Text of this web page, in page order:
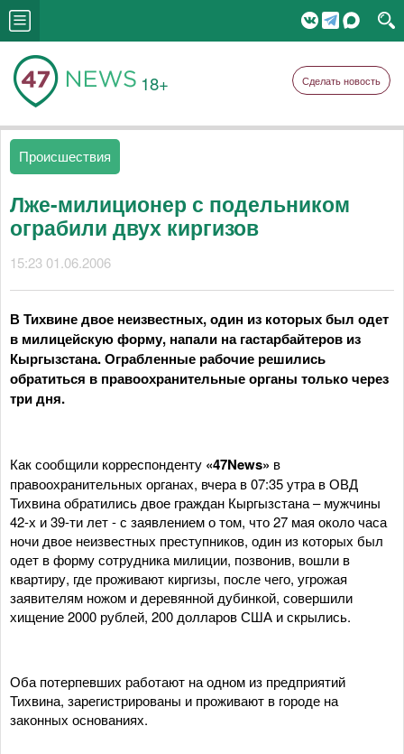
18+ Сделать новость
Происшествия
Лже-милиционер с подельником
ограбили двух киргизов
15:23 01.06.2006
В Тихвине двое неизвестных, один из которых был одет
в милицейскую форму, напали на гастарбайтеров из
Кыргызстана. Ограбленные рабочие решились
обратиться в правоохранительные органы только через
три дня.
Как сообщили корреспонденту «47News» в
правоохранительных органах, вчера в 07:35 утра в ОВД
Тихвина обратились двое граждан Кыргызстана – мужчины
42-х и 39-ти лет - с заявлением о том, что 27 мая около часа
ночи двое неизвестных преступников, один из которых был
одет в форму сотрудника милиции, позвонив, вошли в
квартиру, где проживают киргизы, после чего, угрожая
заявителям ножом и деревянной дубинкой, совершили
хищение 2000 рублей, 200 долларов США и скрылись.
Оба потерпевших работают на одном из предприятий
Тихвина, зарегистрированы и проживают в городе на
законных основаниях.